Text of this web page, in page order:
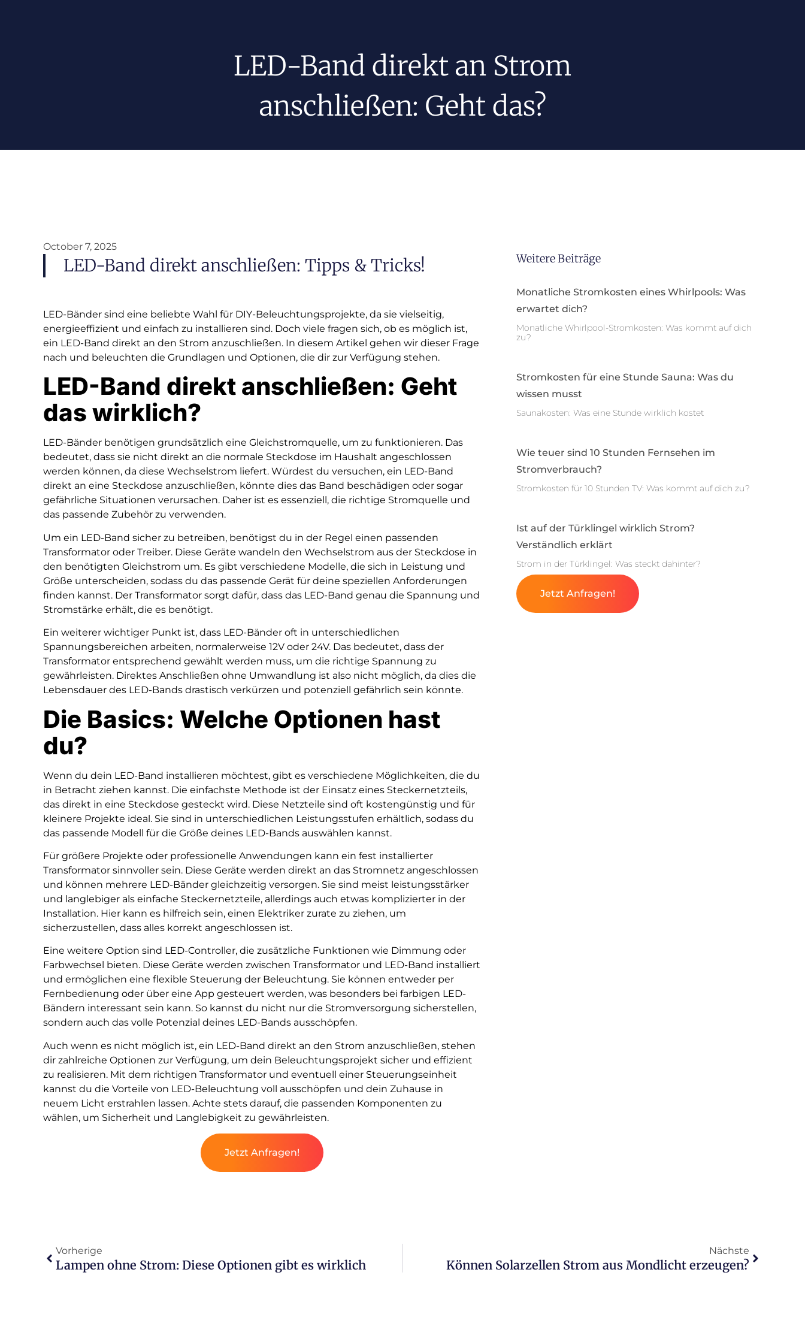
LED-Band direkt an Strom
anschließen: Geht das?
October 7, 2025
LED-Band direkt anschließen: Tipps & Tricks!
LED-Bänder sind eine beliebte Wahl für DIY-Beleuchtungsprojekte, da sie vielseitig,
energieeffizient und einfach zu installieren sind. Doch viele fragen sich, ob es möglich ist,
ein LED-Band direkt an den Strom anzuschließen. In diesem Artikel gehen wir dieser Frage
nach und beleuchten die Grundlagen und Optionen, die dir zur Verfügung stehen.
LED-Band direkt anschließen: Geht
das wirklich?
LED-Bänder benötigen grundsätzlich eine Gleichstromquelle, um zu funktionieren. Das
bedeutet, dass sie nicht direkt an die normale Steckdose im Haushalt angeschlossen
werden können, da diese Wechselstrom liefert. Würdest du versuchen, ein LED-Band
direkt an eine Steckdose anzuschließen, könnte dies das Band beschädigen oder sogar
gefährliche Situationen verursachen. Daher ist es essenziell, die richtige Stromquelle und
das passende Zubehör zu verwenden.
Um ein LED-Band sicher zu betreiben, benötigst du in der Regel einen passenden
Transformator oder Treiber. Diese Geräte wandeln den Wechselstrom aus der Steckdose in
den benötigten Gleichstrom um. Es gibt verschiedene Modelle, die sich in Leistung und
Größe unterscheiden, sodass du das passende Gerät für deine speziellen Anforderungen
finden kannst. Der Transformator sorgt dafür, dass das LED-Band genau die Spannung und
Stromstärke erhält, die es benötigt.
Ein weiterer wichtiger Punkt ist, dass LED-Bänder oft in unterschiedlichen
Spannungsbereichen arbeiten, normalerweise 12V oder 24V. Das bedeutet, dass der
Transformator entsprechend gewählt werden muss, um die richtige Spannung zu
gewährleisten. Direktes Anschließen ohne Umwandlung ist also nicht möglich, da dies die
Lebensdauer des LED-Bands drastisch verkürzen und potenziell gefährlich sein könnte.
Die Basics: Welche Optionen hast
du?
Wenn du dein LED-Band installieren möchtest, gibt es verschiedene Möglichkeiten, die du
in Betracht ziehen kannst. Die einfachste Methode ist der Einsatz eines Steckernetzteils,
das direkt in eine Steckdose gesteckt wird. Diese Netzteile sind oft kostengünstig und für
kleinere Projekte ideal. Sie sind in unterschiedlichen Leistungsstufen erhältlich, sodass du
das passende Modell für die Größe deines LED-Bands auswählen kannst.
Für größere Projekte oder professionelle Anwendungen kann ein fest installierter
Transformator sinnvoller sein. Diese Geräte werden direkt an das Stromnetz angeschlossen
und können mehrere LED-Bänder gleichzeitig versorgen. Sie sind meist leistungsstärker
und langlebiger als einfache Steckernetzteile, allerdings auch etwas komplizierter in der
Installation. Hier kann es hilfreich sein, einen Elektriker zurate zu ziehen, um
sicherzustellen, dass alles korrekt angeschlossen ist.
Eine weitere Option sind LED-Controller, die zusätzliche Funktionen wie Dimmung oder
Farbwechsel bieten. Diese Geräte werden zwischen Transformator und LED-Band installiert
und ermöglichen eine flexible Steuerung der Beleuchtung. Sie können entweder per
Fernbedienung oder über eine App gesteuert werden, was besonders bei farbigen LED-
Bändern interessant sein kann. So kannst du nicht nur die Stromversorgung sicherstellen,
sondern auch das volle Potenzial deines LED-Bands ausschöpfen.
Auch wenn es nicht möglich ist, ein LED-Band direkt an den Strom anzuschließen, stehen
dir zahlreiche Optionen zur Verfügung, um dein Beleuchtungsprojekt sicher und effizient
zu realisieren. Mit dem richtigen Transformator und eventuell einer Steuerungseinheit
kannst du die Vorteile von LED-Beleuchtung voll ausschöpfen und dein Zuhause in
neuem Licht erstrahlen lassen. Achte stets darauf, die passenden Komponenten zu
wählen, um Sicherheit und Langlebigkeit zu gewährleisten.
Jetzt Anfragen!
Weitere Beiträge
Monatliche Stromkosten eines Whirlpools: Was
erwartet dich?
Monatliche Whirlpool-Stromkosten: Was kommt auf dich
zu?
Stromkosten für eine Stunde Sauna: Was du
wissen musst
Saunakosten: Was eine Stunde wirklich kostet
Wie teuer sind 10 Stunden Fernsehen im
Stromverbrauch?
Stromkosten für 10 Stunden TV: Was kommt auf dich zu?
Ist auf der Türklingel wirklich Strom?
Verständlich erklärt
Strom in der Türklingel: Was steckt dahinter?
Jetzt Anfragen!
Vorherige
Lampen ohne Strom: Diese Optionen gibt es wirklich
Nächste
Können Solarzellen Strom aus Mondlicht erzeugen?